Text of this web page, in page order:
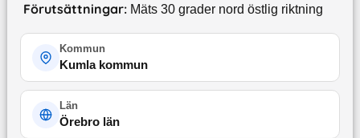
Förutsättningar: Mäts 30 grader nord östlig riktning
Kommun
Kumla kommun
Län
Örebro län